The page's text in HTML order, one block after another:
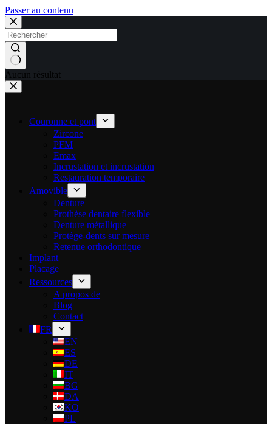
Passer au contenu
Aucun résultat
Couronne et pont
Zircone
PFM
Emax
Incrustation et incrustation
Restauration temporaire
Amovible
Denture
Prothèse dentaire flexible
Denture métallique
Protège-dents sur mesure
Retenue orthodontique
Implant
Placage
Ressources
A propos de
Blog
Contact
FR
EN
ES
DE
IT
BG
DA
KO
PL